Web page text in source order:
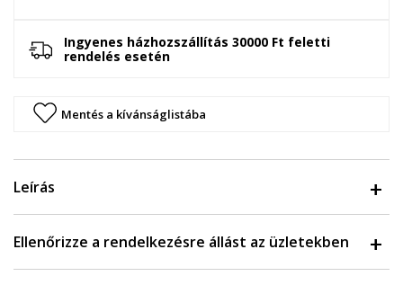
Ingyenes házhozszállítás 30000 Ft feletti
rendelés esetén
Mentés a kívánságlistába
Leírás
Ellenőrizze a rendelkezésre állást az üzletekben